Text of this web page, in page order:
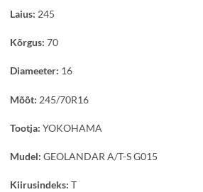
Laius: 245
Kõrgus: 70
Diameeter: 16
Mõõt: 245/70R16
Tootja: YOKOHAMA
Mudel: GEOLANDAR A/T-S G015
Kiirusindeks: T